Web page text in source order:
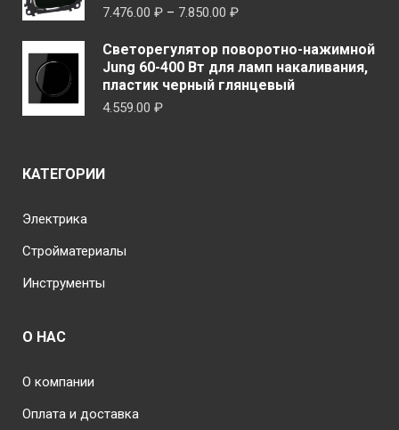
7.476.00 ₽ – 7.850.00 ₽Диапазон
7.476.00 ₽
–
7.850.00 ₽
Светорегулятор поворотно-нажимной
Jung 60-400 Вт для ламп накаливания,
пластик черный глянцевый
4.559.00 ₽
КАТЕГОРИИ
Электрика
Стройматериалы
Инструменты
О НАС
О компании
Оплата и доставка